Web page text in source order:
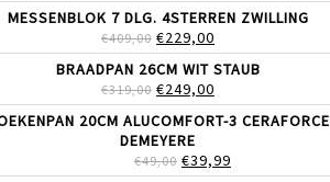
PRIJS
WAS:
€51,99.
PRIJS
IS:
€39,99.
MESSENBLOK 7 DLG. 4STERREN ZWILLING
€409,00 OORSPRONKELIJKE
PRIJS
WAS:
€409,00.
€229,00
PRIJS
IS:
€229,00.
BRAADPAN 26CM WIT STAUB
€319,00 OORSPRONKELIJKE
PRIJS
WAS:
€319,00.
€249,00
PRIJS
IS:
20CM ALUCOMFORT-3 CERAFORCE
DEMEYERE
€49,00 OORSPRONKELIJKE
€39,99